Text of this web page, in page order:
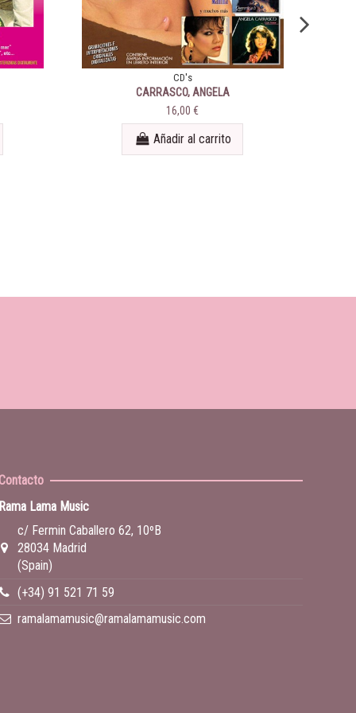
CD's
CARRASCO, ANGELA
16,00 €
Añadir al carrito
Lama Music
c/ Fermin Caballero 62, 10ºB
28034 Madrid
(Spain)
(+34) 91 521 71 59
ramalamamusic@ramalamamusic.com